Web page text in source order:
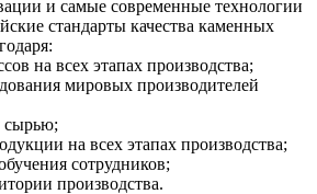
и самые современные технологии
стандарты качества каменных
на всех этапах производства;
мировых производителей
сырью;
на всех этапах производства;
сотрудников;
производства.